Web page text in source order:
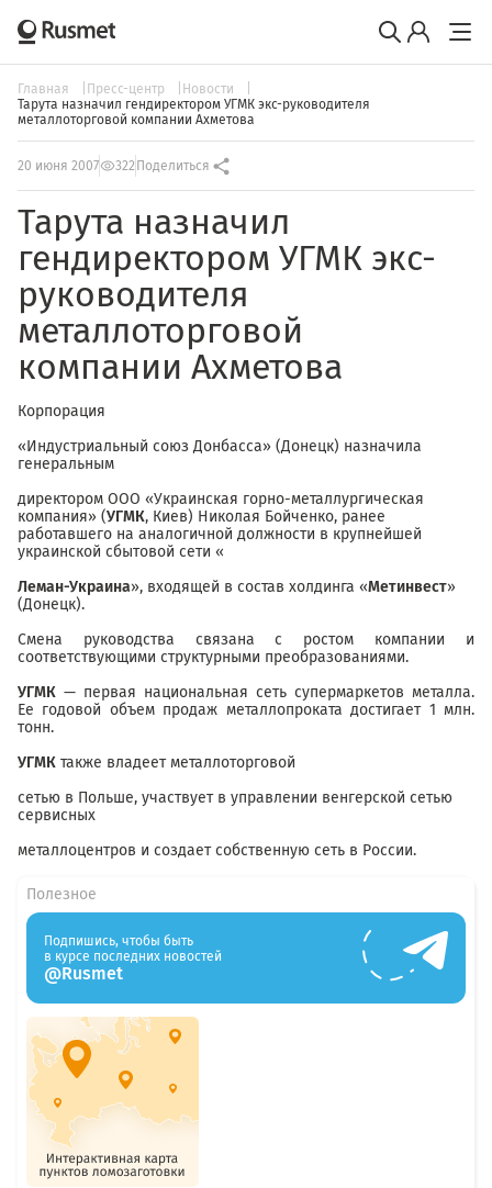
Главная Пресс-центр
Новости
Тарута назначил гендиректором УГМК экс-руководителя
металлоторговой компании Ахметова
20 июня 2007 322 Поделиться
Тарута назначил
гендиректором УГМК экс-
руководителя
металлоторговой
компании Ахметова
Корпорация
«Индустриальный союз Донбасса» (Донецк) назначила
генеральным
директором ООО «Украинская горно-металлургическая
компания» (УГМК, Киев) Николая Бойченко, ранее
работавшего на аналогичной должности в крупнейшей
украинской сбытовой сети «
Леман-Украина», входящей в состав холдинга «Метинвест»
(Донецк).
Смена руководства связана с ростом компании и
соответствующими структурными преобразованиями.
УГМК — первая национальная сеть супермаркетов металла.
Ее годовой объем продаж металлопроката достигает 1 млн.
тонн.
УГМК также владеет металлоторговой
сетью в Польше, участвует в управлении венгерской сетью
сервисных
металлоцентров и создает собственную сеть в России.
Полезное
Подпишись, чтобы быть
в курсе последних новостей
@Rusmet